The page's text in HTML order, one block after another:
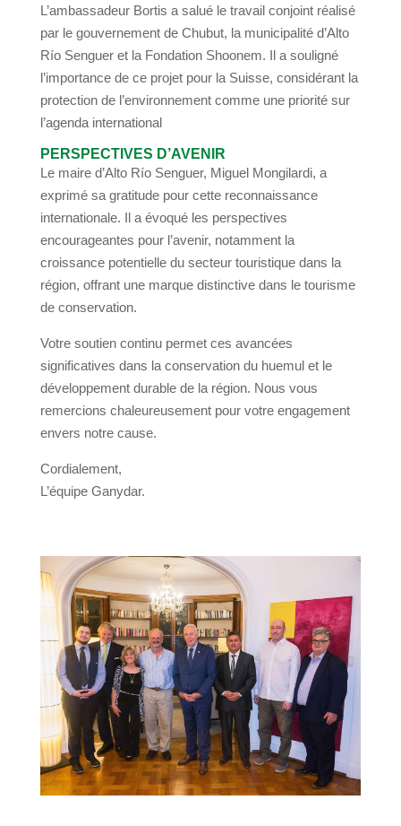
L’ambassadeur Bortis a salué le travail conjoint réalisé
par le gouvernement de Chubut, la municipalité d’Alto
Río Senguer et la Fondation Shoonem. Il a souligné
l’importance de ce projet pour la Suisse, considérant la
protection de l’environnement comme une priorité sur
l’agenda international
PERSPECTIVES D’AVENIR
Le maire d’Alto Río Senguer, Miguel Mongilardi, a
exprimé sa gratitude pour cette reconnaissance
internationale. Il a évoqué les perspectives
encourageantes pour l’avenir, notamment la
croissance potentielle du secteur touristique dans la
région, offrant une marque distinctive dans le tourisme
de conservation.
Votre soutien continu permet ces avancées
significatives dans la conservation du huemul et le
développement durable de la région. Nous vous
remercions chaleureusement pour votre engagement
envers notre cause.
Cordialement,
L’équipe Ganydar.